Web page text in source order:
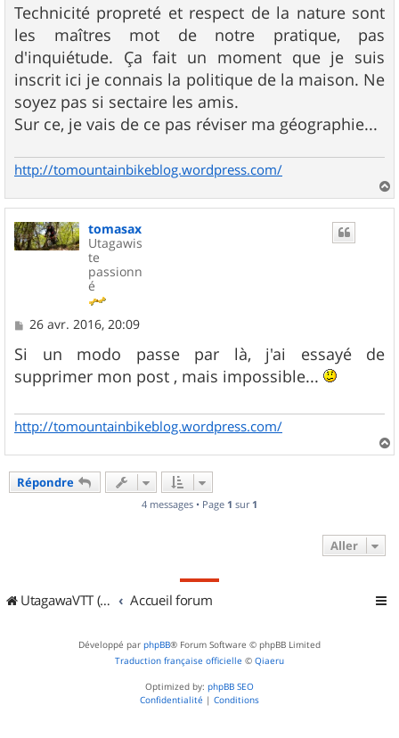
Technicité propreté et respect de la nature sont
les maîtres mot de notre pratique, pas
d'inquiétude. Ça fait un moment que je suis
inscrit ici je connais la politique de la maison. Ne
soyez pas si sectaire les amis.
Sur ce, je vais de ce pas réviser ma géographie...
http://tomountainbikeblog.wordpress.com/
a
tomasax
Utagawis
te
passionn
é
M
s
s
a
26 avr. 2016, 20:09
Si un modo passe par là, j'ai essayé de
supprimer mon post , mais impossible...
http://tomountainbikeblog.wordpress.com/
a
Répondre
4 messages • Page 1 sur 1
Aller
UtagawaVTT (Randos VTT et VTTAE avec traces GPS) Accueil forum
Développé par phpBB® Forum Software © phpBB Limited
Traduction française officielle © Qiaeru
Optimized by: phpBB SEO
Confidentialité | Conditions